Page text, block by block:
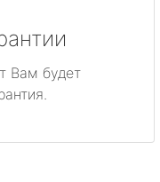
Вам будет